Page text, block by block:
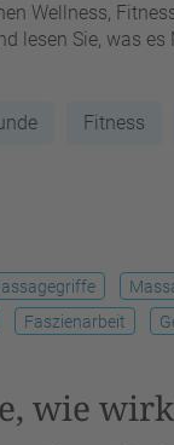
Wellness,
lesen Sie, was es
Fitness
Faszienarbeit
wie